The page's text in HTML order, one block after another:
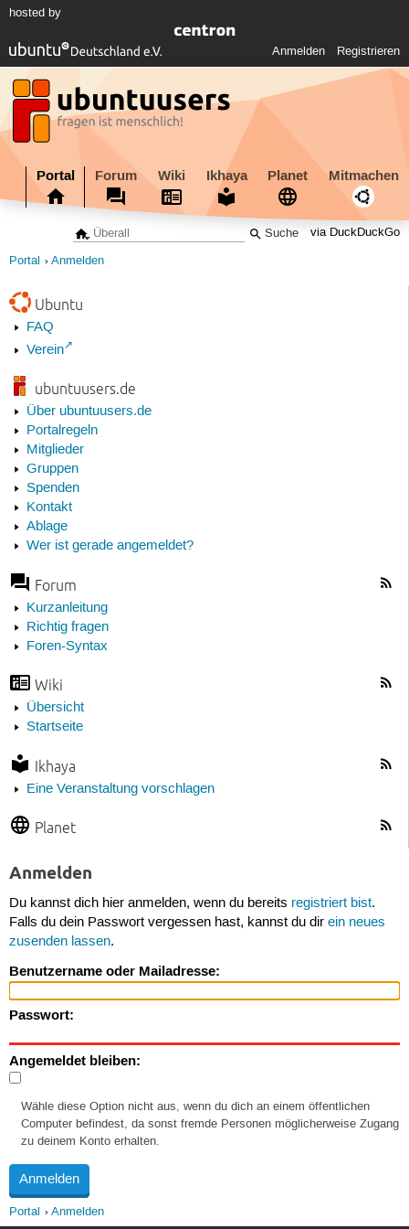
hosted by
Anmelden Registrieren
Portal Forum Wiki Ikhaya Planet Mitmachen
via DuckDuckGo
Portal Anmelden
Ubuntu
FAQ
Verein
ubuntuusers.de
Über ubuntuusers.de
Portalregeln
Mitglieder
Gruppen
Spenden
Kontakt
Ablage
Wer ist gerade angemeldet?
Forum
Kurzanleitung
Richtig fragen
Foren-Syntax
Wiki
Übersicht
Startseite
Ikhaya
Eine Veranstaltung vorschlagen
Planet
Anmelden
Du kannst dich hier anmelden, wenn du bereits registriert bist.
Falls du dein Passwort vergessen hast, kannst du dir ein neues
zusenden lassen.
Benutzername oder Mailadresse:
Passwort:
Angemeldet bleiben:
Wähle diese Option nicht aus, wenn du dich an einem öffentlichen
Computer befindest, da sonst fremde Personen möglicherweise Zugang
zu deinem Konto erhalten.
Portal Anmelden